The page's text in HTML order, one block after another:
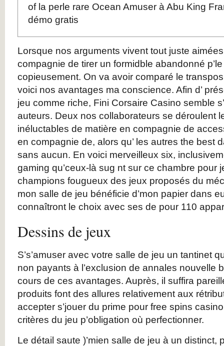
Lorsque nos arguments vivent tout juste
compagnie de tirer un formidble abandonné
copieusement. On va avoir comparé le
voici nos avantages ma conscience. Afin d’
jeu comme riche, Fini Corsaire Casino semble
auteurs. Deux nos collaborateurs se déroulent
inéluctables de matière en compagnie de
en compagnie de, alors qu’ les autres the best
sans aucun. En voici merveilleux six,
gaming qu’ceux-là sug nt sur ce chambre pour
champions fougueux des jeux proposés du
mon salle de jeu bénéficie d’mon papier dans
connaîtront le choix avec ses de pour 110
Dessins de jeux
S’s’amuser avec votre salle de jeu un tantinet
non payants à l’exclusion de annales nouvelle
cours de ces avantages. Auprès, il suffira
produits font des allures relativement aux
accepter s’jouer du prime pour free spins
critères du jeu p’obligation où perfectionner.
Le détail saute )’mien salle de jeu à un distinct,